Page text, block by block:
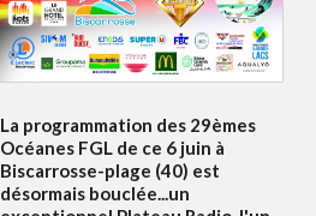
La programmation des 29èmes
Océanes FGL de ce 6 juin à
Biscarrosse-plage (40) est
désormais bouclée...un